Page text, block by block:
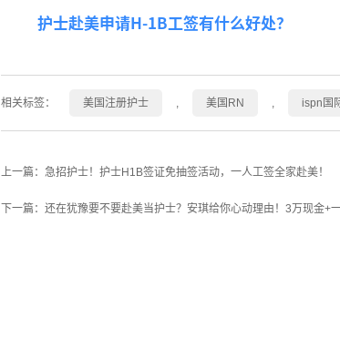
护士赴美申请H-1B工签有什么好处？
相关标签： 美国注册护士 , 美国RN , ispn国
上一篇： 急招护士！护士H1B签证免抽签活动，一人工签全家赴美！
下一篇： 还在犹豫要不要赴美当护士？安琪给你心动理由！3万现金+